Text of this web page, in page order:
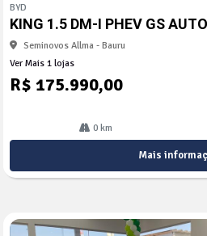
arti
lhe
BYD
KING 1.5 DM-I PHEV GS
Seminovos Allma - Bauru
Ver Mais 1 lojas
R$ 175.990,00
0 km
Mais